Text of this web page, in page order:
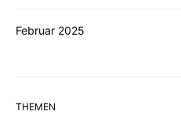
Februar 2025
THEMEN